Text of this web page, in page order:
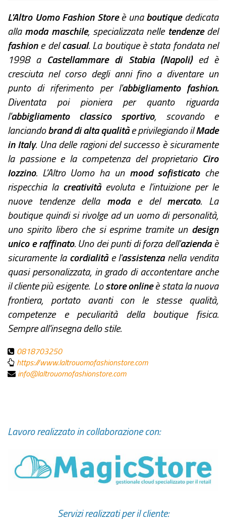
L'Altro Uomo Fashion Storeè unaboutiquededicata
allamoda maschile, specializzata nelle tendenzedel
fashione delcasual. La boutique è stata fondata nel
1998 a Castellammare di Stabia (Napoli)ed è
cresciuta nel corso degli anni fino a diventare un
punto di riferimento per l'abbigliamento fashion.
Diventata poi pioniera per quanto riguarda
l'abbigliamento classico sportivo, scovando e
lanciandobrand di alta qualitàe privilegiando ilMade
in Italy. Una delle ragioni del successo è sicuramente
la passione e la competenza del proprietario Ciro
Iozzino. L'Altro Uomo ha un mood sofisticatoche
rispecchia la creatività evoluta e l'intuizione per le
nuove tendenze della moda e del mercato. La
boutique quindi si rivolge ad un uomo di personalità,
uno spirito libero che si esprime tramite un design
unico e raffinato. Uno dei punti di forza dell'aziendaè
sicuramente lacordialitàe l'assistenzanella vendita
quasi personalizzata, in grado di accontentare anche
il cliente più esigente. Lostore onlineè stata la nuova
frontiera, portato avanti con le stesse qualità,
competenze e peculiarità della boutique fisica.
Sempre all'insegna dello stile.
0818703250
https://www.laltrouomofashionstore.com
info@laltrouomofashionstore.com
Lavoro realizzato in collaborazione con:
Servizi realizzati per il cliente: